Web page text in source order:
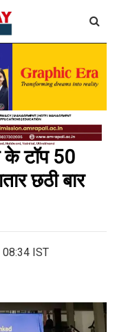
के टॉप 50
छठी बार
IST